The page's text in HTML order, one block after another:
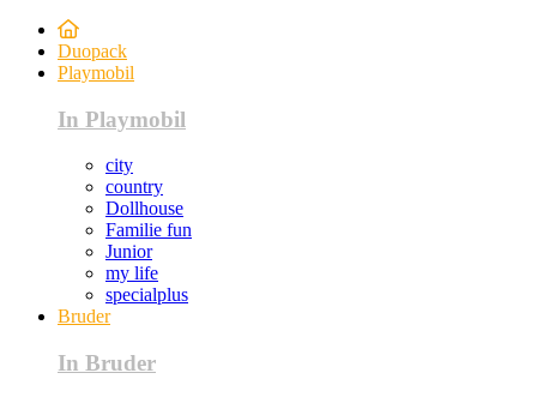
Duopack
Playmobil
In Playmobil
city
country
Dollhouse
Familie fun
Junior
my life
specialplus
Bruder
In Bruder